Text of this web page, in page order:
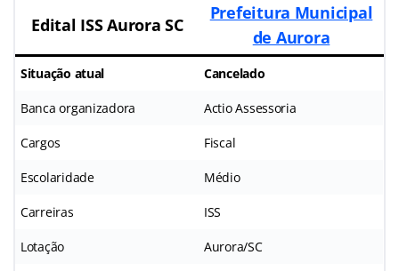
Edital ISS Aurora SC
Prefeitura Municipal
de Aurora
Situação atual Cancelado
Banca organizadora Actio Assessoria
Cargos Fiscal
Escolaridade Médio
Carreiras ISS
Lotação Aurora/SC